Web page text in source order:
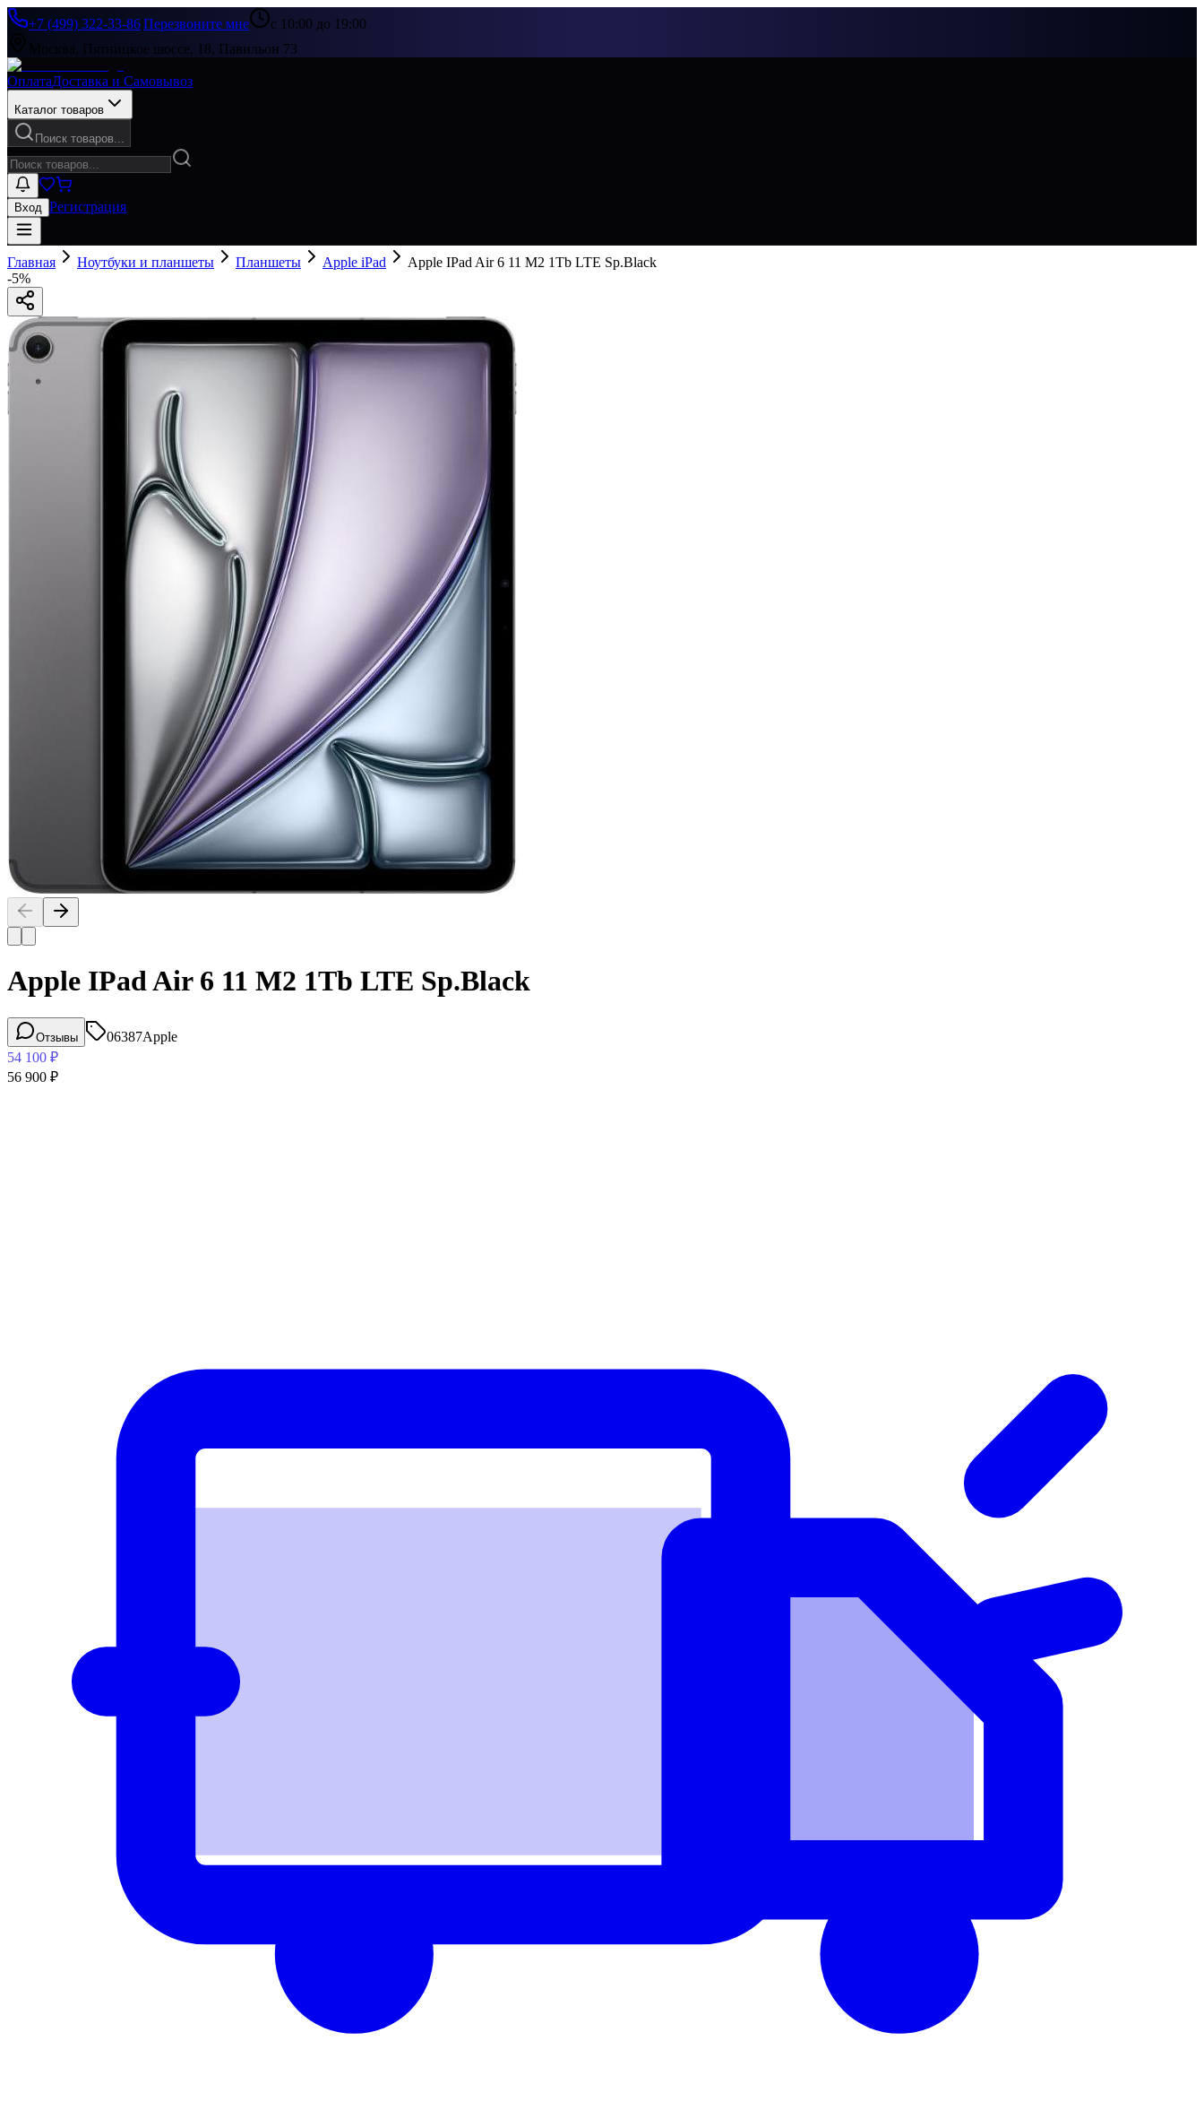
+7 (499) 322-33-86|Перезвоните мне
с 10:00 до 19:00
Москва, Пятницкое шоссе, 18, Павильон 73
ОплатаДоставка и Самовывоз
Каталог товаров
Поиск товаров...
Вход Регистрация
Главная Ноутбуки и планшеты Планшеты Apple iPad
Apple IPad Air 6 11 M2 1Tb LTE Sp.Black
-5%
Apple IPad Air 6 11 M2 1Tb LTE Sp.Black
Отзывы 06387Apple
54 100 ₽
56 900 ₽